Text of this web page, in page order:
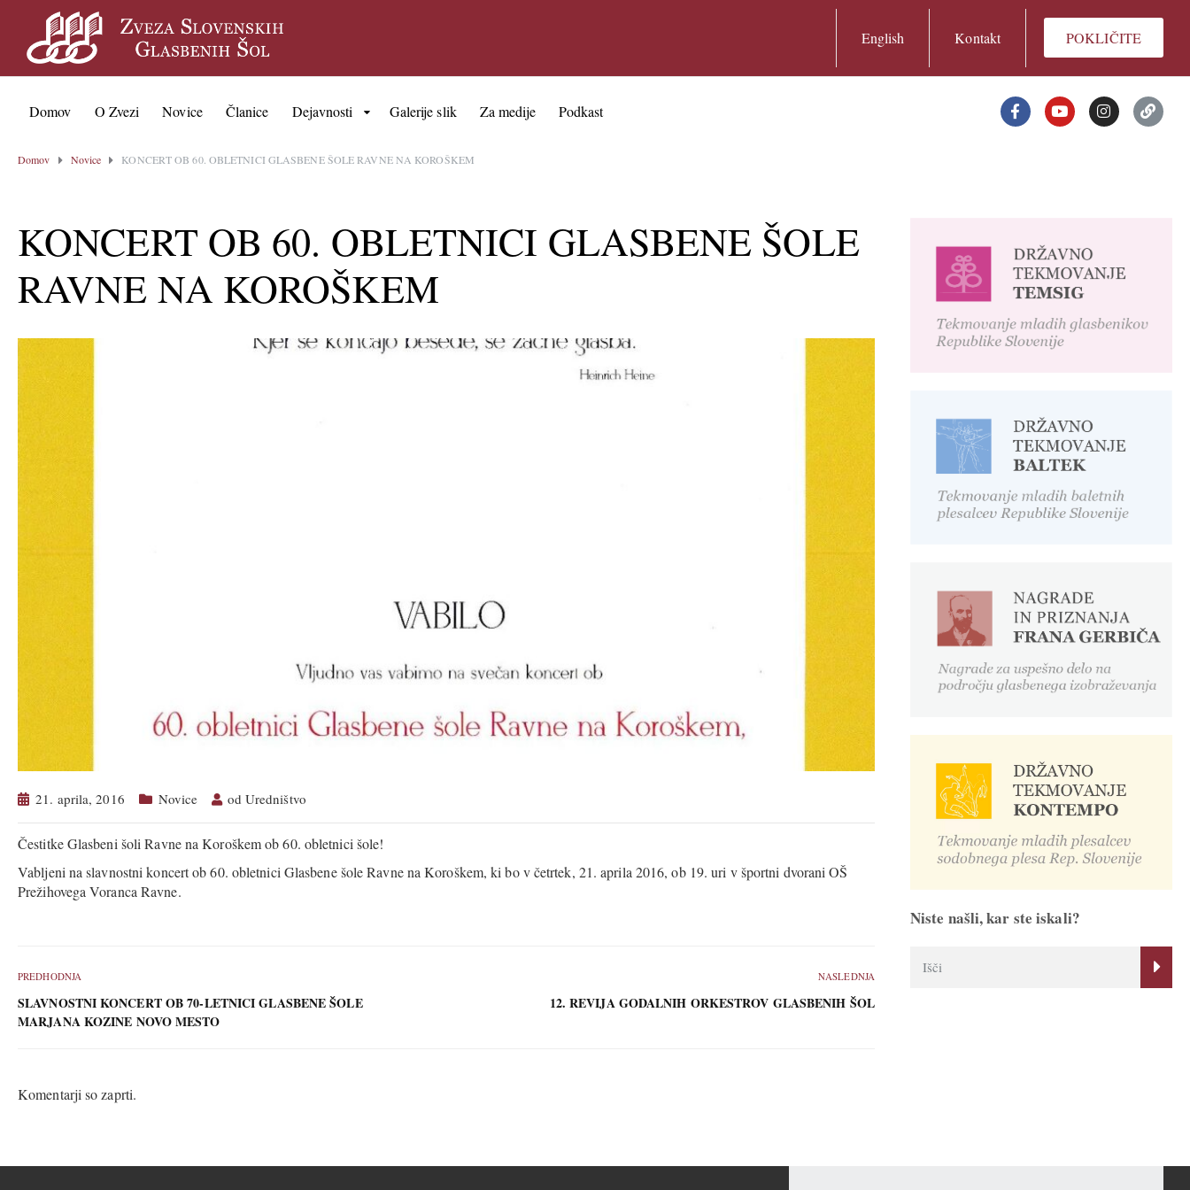
English Kontakt POKLIČITE
Domov O Zvezi Novice Članice Dejavnosti Galerije slik Za medije Podkast
Domov Novice KONCERT OB 60. OBLETNICI GLASBENE ŠOLE RAVNE NA KOROŠKEM
KONCERT OB 60. OBLETNICI GLASBENE ŠOLE
RAVNE NA KOROŠKEM
21. aprila, 2016 Novice od Uredništvo
Čestitke Glasbeni šoli Ravne na Koroškem ob 60. obletnici šole!
Vabljeni na slavnostni koncert ob 60. obletnici Glasbene šole Ravne na Koroškem, ki bo v četrtek, 21. aprila 2016, ob 19. uri v športni dvorani OŠ
Prežihovega Voranca Ravne.
PREDHODNJA
SLAVNOSTNI KONCERT OB 70-LETNICI GLASBENE ŠOLE
MARJANA KOZINE NOVO MESTO
NASLEDNJA
12. REVIJA GODALNIH ORKESTROV GLASBENIH ŠOL
Komentarji so zaprti.
Niste našli, kar ste iskali?